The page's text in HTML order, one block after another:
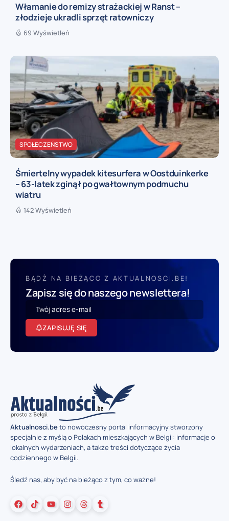
Włamanie do remizy strażackiej w Ranst –
złodzieje ukradli sprzęt ratowniczy
69 Wyświetleń
SPOŁECZEŃSTWO
Śmiertelny wypadek kitesurfera w Oostduinkerke
– 63-latek zginął po gwałtownym podmuchu
wiatru
142 Wyświetleń
BĄDŹ NA BIEŻĄCO Z AKTUALNOSCI.BE!
Zapisz się do naszego newslettera!
ZAPISUJĘ SIĘ
Aktualnosci.beto nowoczesny portal informacyjny stworzony
specjalnie z myślą o Polakach mieszkających w Belgii: informacje o
lokalnych wydarzeniach, a także treści dotyczące życia
codziennego w Belgii.
Śledź nas, aby być na bieżąco z tym, co ważne!